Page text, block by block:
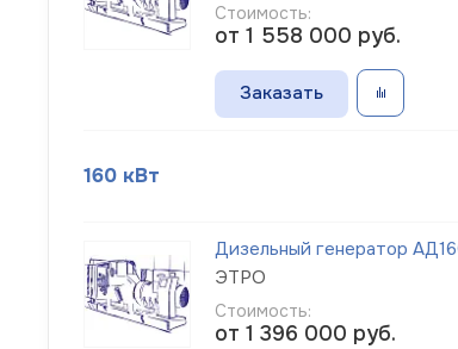
Стоимость:
от 1 558 000 руб.
Заказать
160 кВт
Дизельный генератор
ЭТРО
Стоимость:
от 1 396 000 руб.